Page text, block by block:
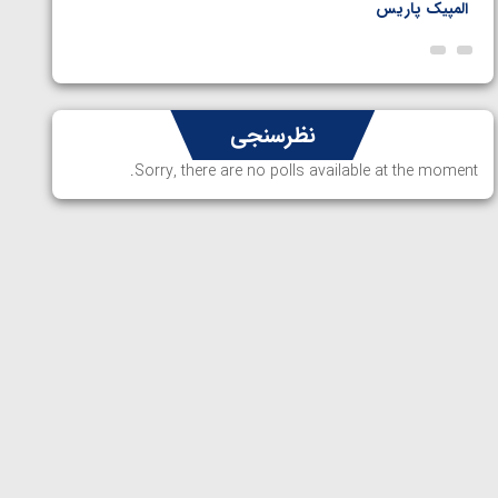
المپیک پاریس
نظرسنجی
Sorry, there are no polls available at the moment.